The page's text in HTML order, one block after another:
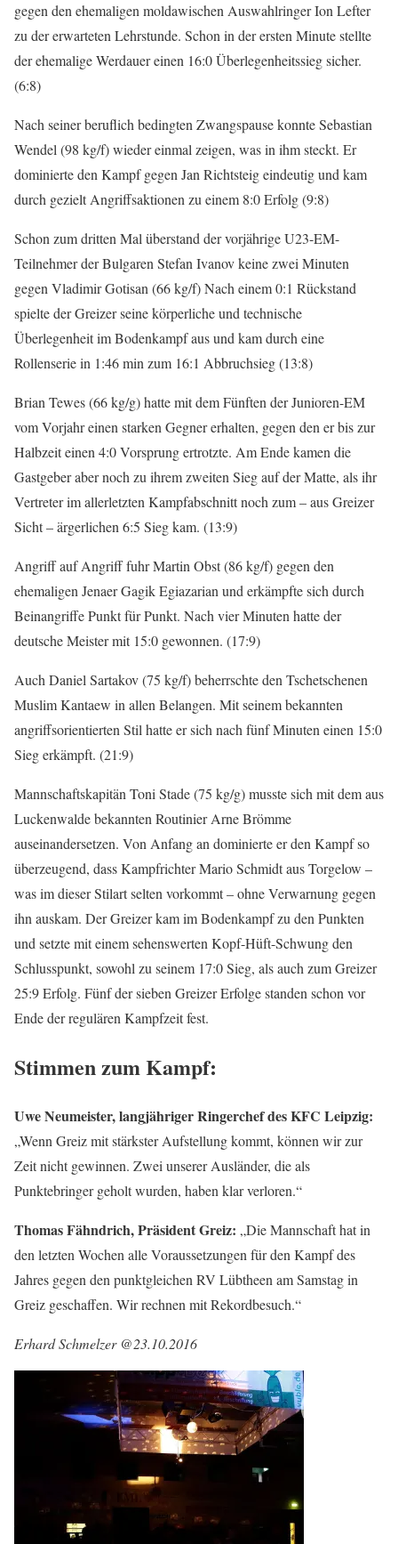
gegen den ehemaligen moldawischen Auswahlringer Ion Lefter
zu der erwarteten Lehrstunde. Schon in der ersten Minute stellte
der ehemalige Werdauer einen 16:0 Überlegenheitssieg sicher.
(6:8)
Nach seiner beruflich bedingten Zwangspause konnte Sebastian
Wendel (98 kg/f) wieder einmal zeigen, was in ihm steckt. Er
dominierte den Kampf gegen Jan Richtsteig eindeutig und kam
durch gezielt Angriffsaktionen zu einem 8:0 Erfolg (9:8)
Schon zum dritten Mal überstand der vorjährige U23-EM-
Teilnehmer der Bulgaren Stefan Ivanov keine zwei Minuten
gegen Vladimir Gotisan (66 kg/f) Nach einem 0:1 Rückstand
spielte der Greizer seine körperliche und technische
Überlegenheit im Bodenkampf aus und kam durch eine
Rollenserie in 1:46 min zum 16:1 Abbruchsieg (13:8)
Brian Tewes (66 kg/g) hatte mit dem Fünften der Junioren-EM
vom Vorjahr einen starken Gegner erhalten, gegen den er bis zur
Halbzeit einen 4:0 Vorsprung ertrotzte. Am Ende kamen die
Gastgeber aber noch zu ihrem zweiten Sieg auf der Matte, als ihr
Vertreter im allerletzten Kampfabschnitt noch zum – aus Greizer
Sicht – ärgerlichen 6:5 Sieg kam. (13:9)
Angriff auf Angriff fuhr Martin Obst (86 kg/f) gegen den
ehemaligen Jenaer Gagik Egiazarian und erkämpfte sich durch
Beinangriffe Punkt für Punkt. Nach vier Minuten hatte der
deutsche Meister mit 15:0 gewonnen. (17:9)
Auch Daniel Sartakov (75 kg/f) beherrschte den Tschetschenen
Muslim Kantaew in allen Belangen. Mit seinem bekannten
angriffsorientierten Stil hatte er sich nach fünf Minuten einen 15:0
Sieg erkämpft. (21:9)
Mannschaftskapitän Toni Stade (75 kg/g) musste sich mit dem aus
Luckenwalde bekannten Routinier Arne Brömme
auseinandersetzen. Von Anfang an dominierte er den Kampf so
überzeugend, dass Kampfrichter Mario Schmidt aus Torgelow –
was im dieser Stilart selten vorkommt – ohne Verwarnung gegen
ihn auskam. Der Greizer kam im Bodenkampf zu den Punkten
und setzte mit einem sehenswerten Kopf-Hüft-Schwung den
Schlusspunkt, sowohl zu seinem 17:0 Sieg, als auch zum Greizer
25:9 Erfolg. Fünf der sieben Greizer Erfolge standen schon vor
Ende der regulären Kampfzeit fest.
Stimmen zum Kampf:
Uwe Neumeister, langjähriger Ringerchef des KFC Leipzig:
„Wenn Greiz mit stärkster Aufstellung kommt, können wir zur
Zeit nicht gewinnen. Zwei unserer Ausländer, die als
Punktebringer geholt wurden, haben klar verloren.“
Thomas Fähndrich, Präsident Greiz: „Die Mannschaft hat in
den letzten Wochen alle Voraussetzungen für den Kampf des
Jahres gegen den punktgleichen RV Lübtheen am Samstag in
Greiz geschaffen. Wir rechnen mit Rekordbesuch.“
Erhard Schmelzer @23.10.2016